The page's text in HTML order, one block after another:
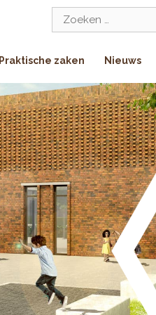
Zoek
naar:
Praktische zaken Nieuws